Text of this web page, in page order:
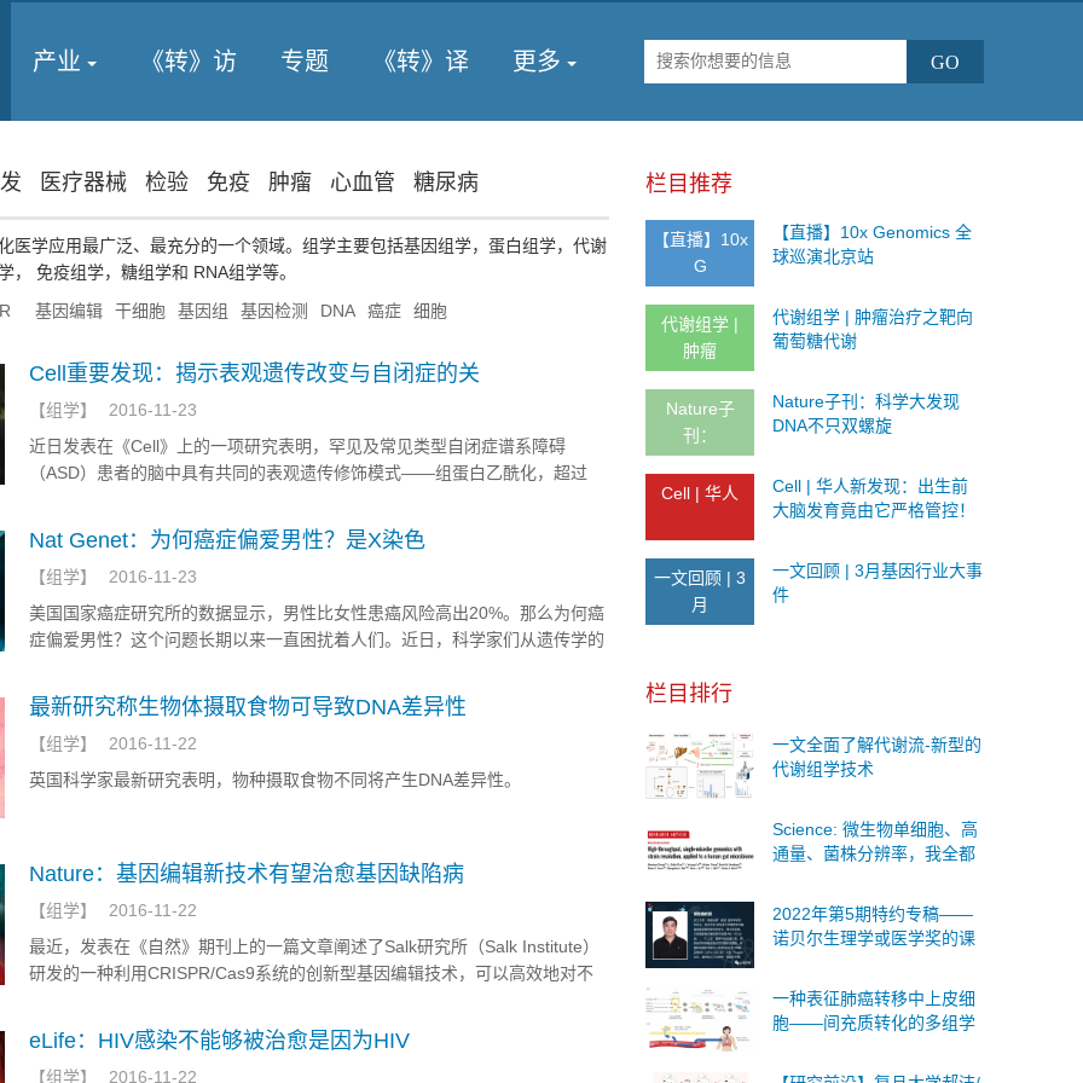
产业 《转》访 专题 《转》译 更多
医疗器械 检验 免疫 肿瘤 心血管 糖尿病
医学应用最广泛、最充分的一个领域。组学主要包括基因组学，蛋白组学，代谢
， 免疫组学，糖组学和 RNA组学等。
基因编辑 干细胞 基因组 基因检测 DNA 癌症 细胞
Cell重要发现：揭示表观遗传改变与自闭症的关
【组学】
2016-11-23
近日发表在《Cell》上的一项研究表明，罕见及常见类型自闭症谱系障碍
（ASD）患者的脑中具有共同的表观遗传修饰模式——组蛋白乙酰化，超过
同的分子通路，可能是这种精神疾病的多种表现的基础。
Nat Genet：为何癌症偏爱男性？是X染色
【组学】
2016-11-23
美国国家癌症研究所的数据显示，男性比女性患癌风险高出20%。那么为何癌
症偏爱男性？这个问题长期以来一直困扰着人们。近日，科学家们从遗传学的
献。
最新研究称生物体摄取食物可导致DNA差异性
【组学】
2016-11-22
英国科学家最新研究表明，物种摄取食物不同将产生DNA差异性。
Nature：基因编辑新技术有望治愈基因缺陷病
【组学】
2016-11-22
最近，发表在《自然》期刊上的一篇文章阐述了Salk研究所（Salk Institute）
研发的一种利用CRISPR/Cas9系统的创新型基因编辑技术，可以高效地对不
eLife：HIV感染不能够被治愈是因为HIV
【组学】 2016-11-22
栏目推荐
【直播】10x
G
【直播】10x Genomics 全
球巡演北京站
代谢组学 |
肿瘤
代谢组学 | 肿瘤治疗之靶向
葡萄糖代谢
Nature子
刊：
Nature子刊：科学大发现
DNA不只双螺旋
Cell | 华人
Cell | 华人新发现：出生前
大脑发育竟由它严格管控！
一文回顾 | 3
月
一文回顾 | 3月基因行业大事
件
栏目排行
一文全面了解代谢流-新型的
代谢组学技术
Science: 微生物单细胞、高
通量、菌株分辨率，我全都
2022年第5期特约专稿——
诺贝尔生理学或医学奖的课
一种表征肺癌转移中上皮细
胞——间充质转化的多组学